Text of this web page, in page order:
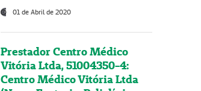
01 de Abril de 2020
Prestador Centro Médico
Vitória Ltda, 51004350-4:
Centro Médico Vitória Ltda